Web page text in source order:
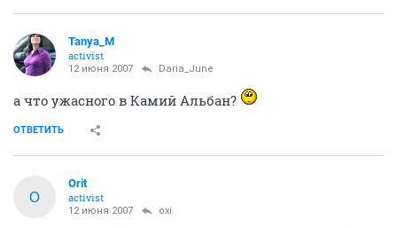
Tanya_M
activist
12 июня 2007 Daria_June
а что ужасного в Камий Альбан?
ОТВЕТИТЬ
O
Orit
activist
12 июня 2007 oxi